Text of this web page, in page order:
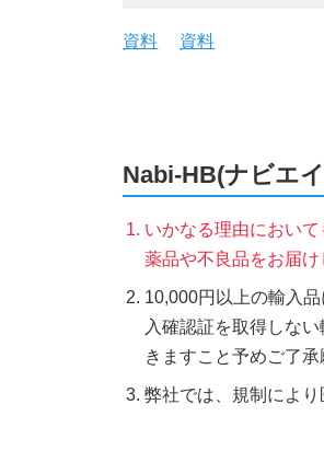
資料 資料
Nabi-HB(ナビエ
いかなる理由におい
薬品や不良品をお届け
10,000円以上の輸入
入確認証を取得しな
きますこと予めご了承
弊社では、規制によ